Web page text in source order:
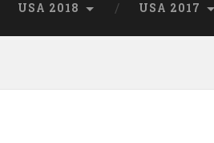
USA 2018 USA 2017